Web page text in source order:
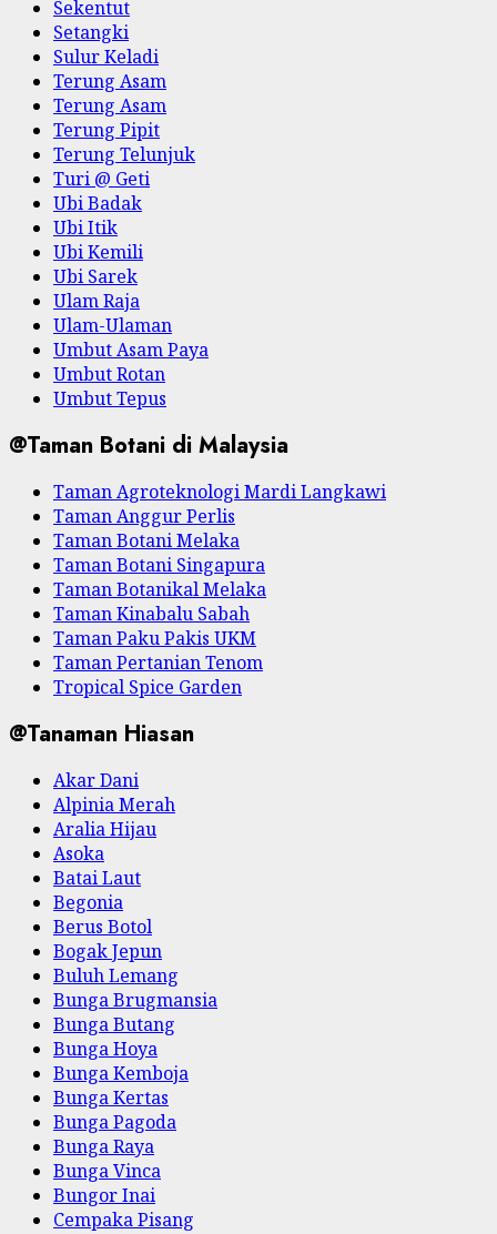
Sekentut
Setangki
Sulur Keladi
Terung Asam
Terung Asam
Terung Pipit
Terung Telunjuk
Turi @ Geti
Ubi Badak
Ubi Itik
Ubi Kemili
Ubi Sarek
Ulam Raja
Ulam-Ulaman
Umbut Asam Paya
Umbut Rotan
Umbut Tepus
@Taman Botani di Malaysia
Taman Agroteknologi Mardi Langkawi
Taman Anggur Perlis
Taman Botani Melaka
Taman Botani Singapura
Taman Botanikal Melaka
Taman Kinabalu Sabah
Taman Paku Pakis UKM
Taman Pertanian Tenom
Tropical Spice Garden
@Tanaman Hiasan
Akar Dani
Alpinia Merah
Aralia Hijau
Asoka
Batai Laut
Begonia
Berus Botol
Bogak Jepun
Buluh Lemang
Bunga Brugmansia
Bunga Butang
Bunga Hoya
Bunga Kemboja
Bunga Kertas
Bunga Pagoda
Bunga Raya
Bunga Vinca
Bungor Inai
Cempaka Pisang